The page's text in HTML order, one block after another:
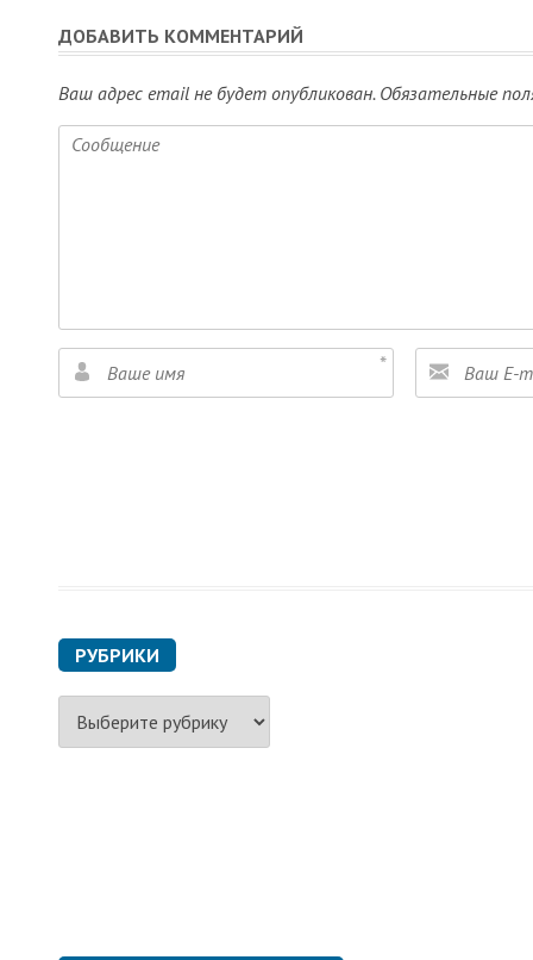
ДОБАВИТЬ КОММЕНТАРИЙ
Ваш адрес email не будет опубликован. Обязательные
РУБРИКИ
Р
б